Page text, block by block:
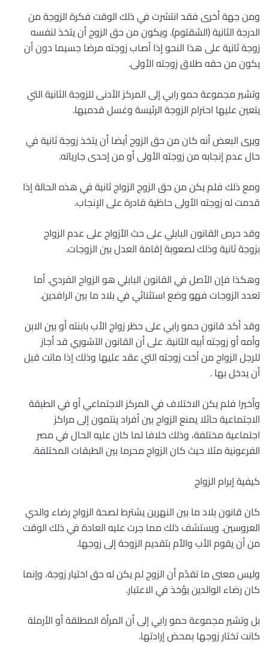
ومن جهة أخرى فقد انتشرت في ذلك الوقت فكرة الزوجة من
الدرجة الثانية (الشقتوم). ويكون من حق الزوج أن يتخذ لنفسه
زوجة ثانية على هذا النحو إذا أصاب زوجته مرضا جسيما دون أن
يكون من حقه طلاق زوجته الأولى.
وتشير مجموعة حمو رابي إلى المركز الأدنى للزوجة الثانية التي
يتعين عليها احترام الزوجة الرئيسة وغسل قدميها.
ويرى البعض أنه كان من حق الزوج أيضا أن يتخذ زوجة ثانية في
حال عدم إنجابه من زوجته الأولى أو من إحدى جارياته.
ومع ذلك فلم يكن من حق الزوج الزواج ثانية في هذه الحالة إذا
قدمت له زوجته الأولى حاظية قادرة على الإنجاب.
وقد حرص القانون البابلي على حث الأزواج على عدم الزواج
بزوجة ثانية وذلك لصعوبة إقامة العدل بين الزوجات.
وهكذا فإن الأصل في القانون البابلي هو الزواج الفردي. أما
تعدد الزوجات فهو وضع استثنائي في بلاد ما بين الرافدين.
وقد أكد قانون حمو رابي على حظر زواج الأب بابنته أو بين الابن
وأمه أو زوجته أبيه الثانية. على أن القانون الآشوري قد أجاز
للرجل الزواج من أخت زوجته التي عقد عليها وذلك إذا ماتت قبل
أن يدخل بها .
وأخيرا فلم يكن الاختلاف في المركز الاجتماعي أو في الطبقة
الاجتماعية حائلا يمنع الزواج بين أفراد ينتمون إلى مراكز
اجتماعية مختلفة، وذلك خلافا لما كان عليه الحال في مصر
الفرعونية مثلا حيث كان الزواج محرما بين الطبقات المختلفة.
كيفية إبرام الزواج
كان قانون بلاد ما بين النهرين يشترط لصحة الزواج رضاء والدي
العروسين. ويستشف ذلك مما جرت عليه العادة في ذلك الوقت
من أن يقوم الأب والأم بتقديم الزوجة إلى زوجها.
وليس معنى ما تقدّم أن الزوج لم يكن له حق اختيار زوجة، وإنما
كان رضاء الوالدين يؤخذ في الاعتبار.
بل وتشير مجموعة حمو رابي إلى أن المرأة المطلقة أو الأرملة
كانت تختار زوجها بمحض إرادتها.